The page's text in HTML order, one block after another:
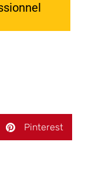
Pinterest